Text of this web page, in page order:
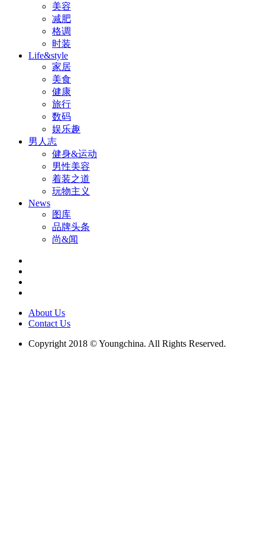
美容
减肥
格调
时装
Life&style
家居
美食
健康
旅行
数码
娱乐趣
男人志
健身&运动
男性美容
着装之道
玩物主义
News
图库
品牌头条
尚&闻
About Us
Contact Us
Copyright 2018 © Youngchina. All Rights Reserved.